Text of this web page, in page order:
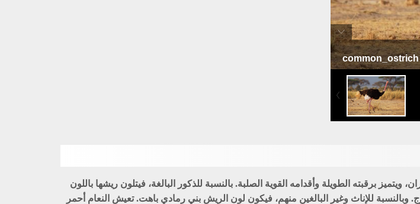
common_ostrich
النعام أحمر الرقبة
برقبته الطويلة وأقدامه القوية الصلبة. بالنسبة للذكور البالغة، فيتلون ريشها باللون
وبالنسبة للإناث وغير البالغين منهم، فيكون لون الريش بني رمادي باهت. تعيش النعام أحمر